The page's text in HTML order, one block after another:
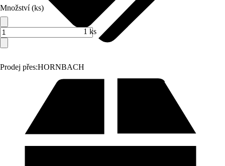
Prodej přes:HORNBACH
Množství (ks)
1 ks